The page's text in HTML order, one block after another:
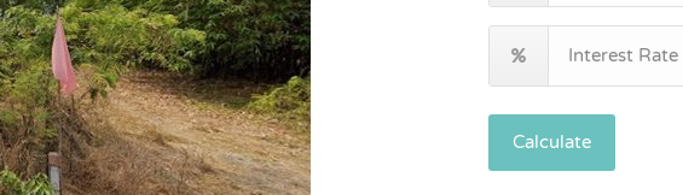
Calculate